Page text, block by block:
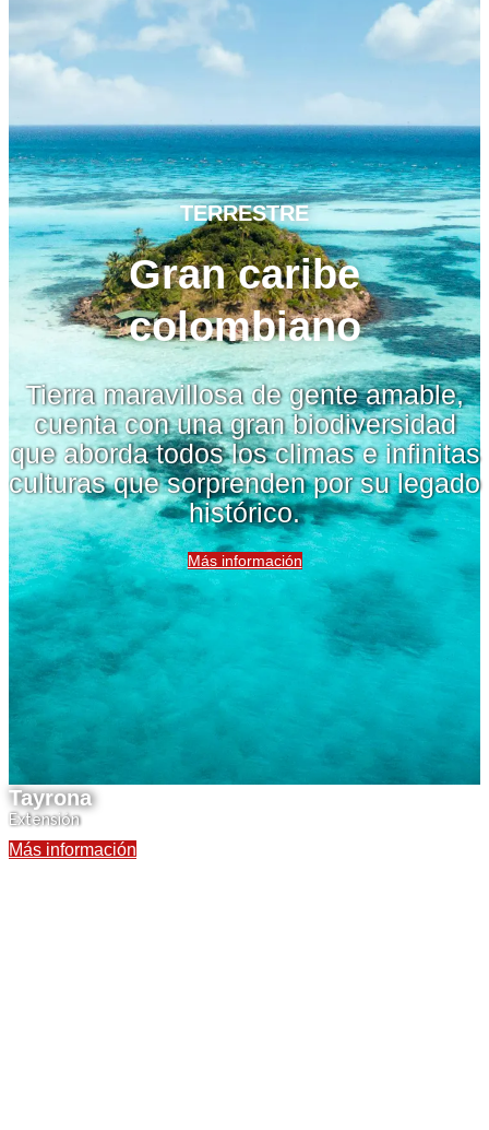
TERRESTRE
Gran caribe
colombiano
Tierra maravillosa de gente amable,
cuenta con una gran biodiversidad
que aborda todos los climas e infinitas
culturas que sorprenden por su legado
histórico.
Más información
Tayrona
Extensión
Más información